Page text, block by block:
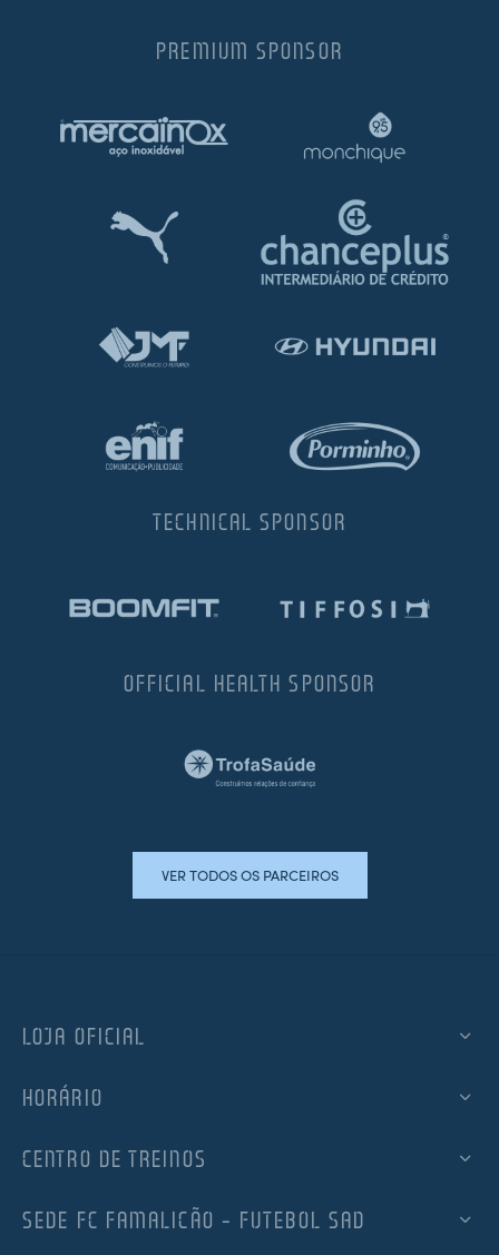
PREMIUM SPONSOR
TECHNICAL SPONSOR
OFFICIAL HEALTH SPONSOR
VER TODOS OS PARCEIROS
LOJA OFICIAL
HORÁRIO
CENTRO DE TREINOS
SEDE FC FAMALICÃO – FUTEBOL SAD